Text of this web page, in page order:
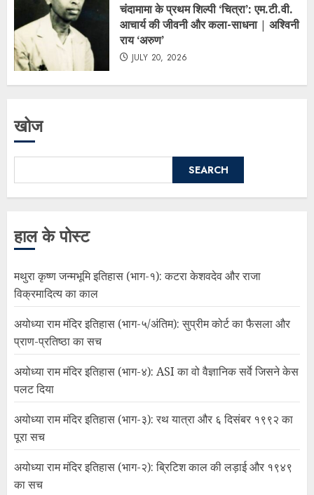
चंदामामा के प्रथम शिल्पी ‘चित्रा’: एम.टी.वी.
आचार्य की जीवनी और कला-साधना | अश्विनी
राय ‘अरुण’
JULY 20, 2026
खोज
SEARCH
हाल के पोस्ट
मथुरा कृष्ण जन्मभूमि इतिहास (भाग-१): कटरा केशवदेव और राजा
विक्रमादित्य का काल
अयोध्या राम मंदिर इतिहास (भाग-५/अंतिम): सुप्रीम कोर्ट का फैसला और
प्राण-प्रतिष्ठा का सच
अयोध्या राम मंदिर इतिहास (भाग-४): ASI का वो वैज्ञानिक सर्वे जिसने केस
पलट दिया
अयोध्या राम मंदिर इतिहास (भाग-३): रथ यात्रा और ६ दिसंबर १९९२ का
पूरा सच
अयोध्या राम मंदिर इतिहास (भाग-२): ब्रिटिश काल की लड़ाई और १९४९
का सच